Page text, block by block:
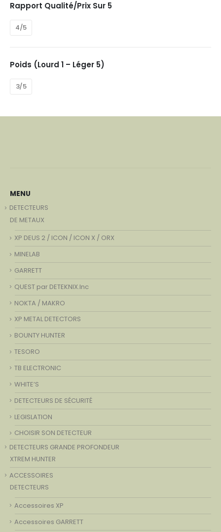
Rapport Qualité/prix Sur 5
4/5
Poids (Lourd 1 – Léger 5)
3/5
MENU
DETECTEURS
DE METAUX
XP DEUS 2 / ICON / ICON X / ORX
MINELAB
GARRETT
QUEST par DETEKNIX.Inc
NOKTA / MAKRO
XP METAL DETECTORS
BOUNTY HUNTER
TESORO
TB ELECTRONIC
WHITE’S
DETECTEURS DE SÉCURITÉ
LEGISLATION
CHOISIR SON DETECTEUR
DETECTEURS GRANDE PROFONDEUR
XTREM HUNTER
ACCESSOIRES
DETECTEURS
Accessoires XP
Accessoires GARRETT